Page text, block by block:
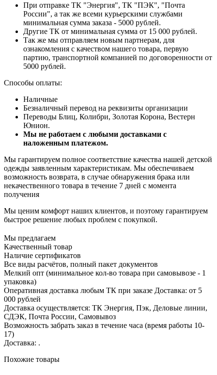
При отправке ТК "Энергия", ТК "ПЭК", "Почта
России", а так же всеми курьерскими службами
минимальная сумма заказа - 5000 рублей.
Другие ТК от минимальная сумма от 15 000 рублей.
Так же мы отправляем новым партнерам, для
ознакомления с качеством нашего товара, первую
партию, транспортной компанией по договоренности от
5000 рублей.
Способы оплаты:
Наличные
Безналичный перевод на реквизиты организации
Переводы Блиц, Колибри, Золотая Корона, Вестерн
Юнион.
Мы не работаем с любыми доставками с
наложенным платежом.
Мы гарантируем полное соответствие качества нашей детской
одежды заявленным характеристикам. Мы обеспечиваем
возможность возврата, в случае обнаружения брака или
некачественного товара в течение 7 дней с момента
получения
Мы ценим комфорт наших клиентов, и поэтому гарантируем
быстрое решение любых проблем с покупкой.
Мы предлагаем
Качественный товар
Наличие сертификатов
Все виды расчётов, полный пакет документов
Мелкий опт (минимальное кол-во товара при самовывозе - 1
упаковка)
Оперативная доставка любым ТК при заказе Доставка: от 5
000 рублей
Доставка осуществляется: ТК Энергия, Пэк, Деловые линии,
СДЭК, Почта России, Самовывоз
Возможность забрать заказ в течение часа (время работы 10-
17)
Доставка: .
Похожие товары